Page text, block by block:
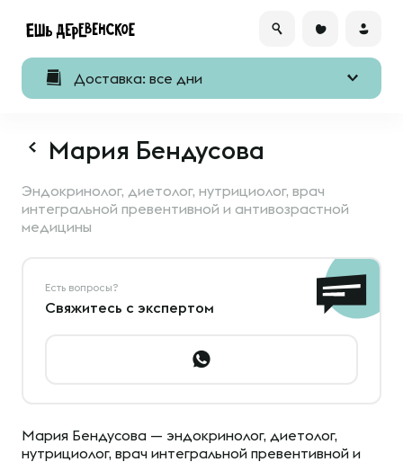
Доставка: все дни
Мария Бендусова
Эндокринолог, диетолог, нутрициолог, врач
интегральной превентивной и антивозрастной
медицины
Есть вопросы?
Свяжитесь с экспертом
Мария Бендусова — эндокринолог, диетолог,
нутрициолог, врач интегральной превентивной и